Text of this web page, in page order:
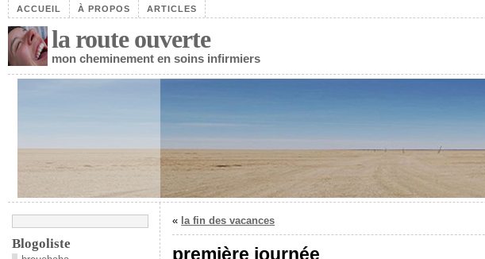
ACCUEIL À PROPOS ARTICLES
la route ouverte
mon cheminement en soins infirmiers
« la fin des vacances
première journée
Blogoliste